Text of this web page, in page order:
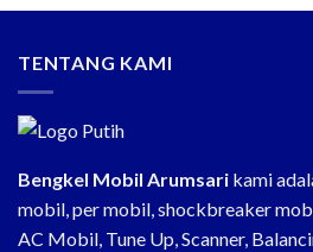
TENTANG KAMI
Bengkel Mobil Arumsari kami
mobil, per mobil, shockbreaker
AC Mobil, Tune Up, Scanner,